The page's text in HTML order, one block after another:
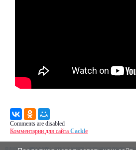
Comments are disabled
Комментарии для сайта Cackle